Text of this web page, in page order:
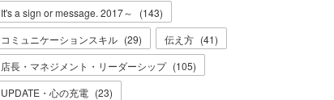
It's a sign or message. 2017～
(143)
コミュニケーションスキル (29) 伝え方 (41)
店長・マネジメント・リーダーシップ (105)
UPDATE・心の充電 (23)